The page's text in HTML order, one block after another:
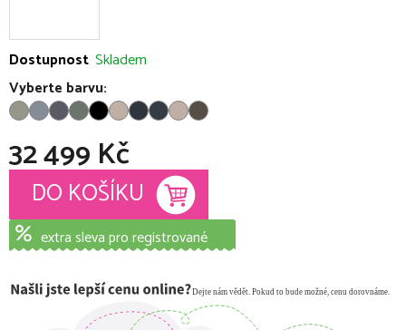
Dostupnost Skladem
Vyberte barvu:
32 499 Kč
Měrná cena:
DO KOŠÍKU
extra sleva pro registrované